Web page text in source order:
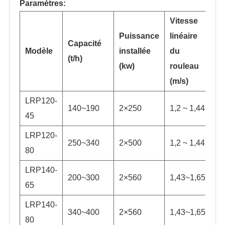
Paramètres:
Modèle
Capacité
(t/h)
Puissance
installée
(kw)
Vitesse
linéaire
du
rouleau
(m/s)
LRP120-
45
140~190 2×250 1,2 ~ 1,44
LRP120-
80
250~340 2×500 1,2 ~ 1,44
LRP140-
65
200~300 2×560 1,43~1,65
LRP140-
80
340~400 2×560 1,43~1,65